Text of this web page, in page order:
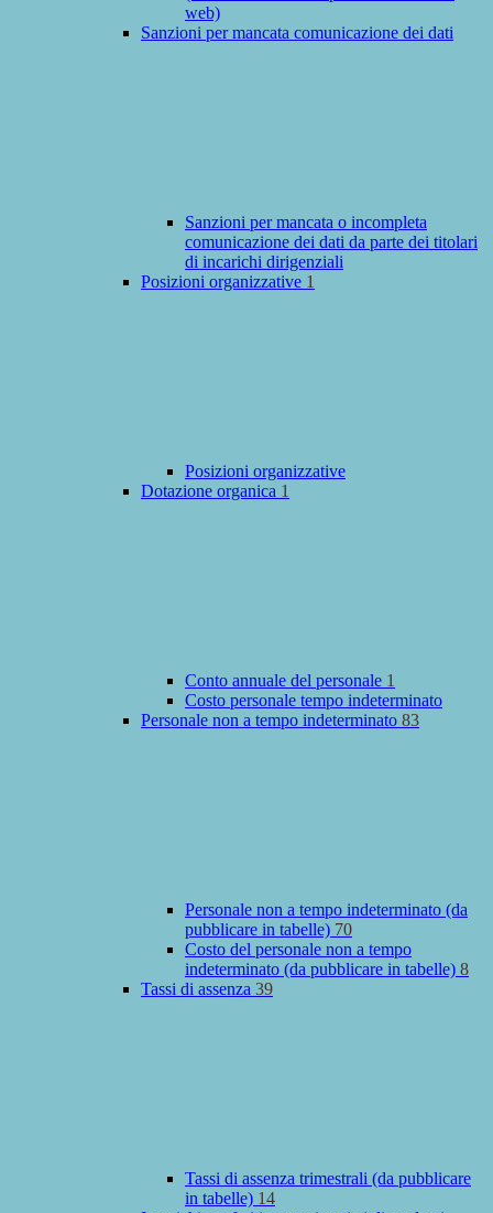
web)
Sanzioni per mancata comunicazione dei dati
Sanzioni per mancata o incompleta
comunicazione dei dati da parte dei titolari
di incarichi dirigenziali
Posizioni organizzative 1
Posizioni organizzative
Dotazione organica 1
Conto annuale del personale 1
Costo personale tempo indeterminato
Personale non a tempo indeterminato 83
Personale non a tempo indeterminato (da
pubblicare in tabelle) 70
Costo del personale non a tempo
indeterminato (da pubblicare in tabelle) 8
Tassi di assenza 39
Tassi di assenza trimestrali (da pubblicare
in tabelle) 14